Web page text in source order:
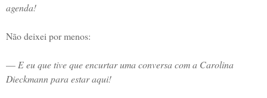
agenda!
Não deixei por menos:
— E eu que tive que encurtar uma conversa com a Carolina
Dieckmann para estar aqui!